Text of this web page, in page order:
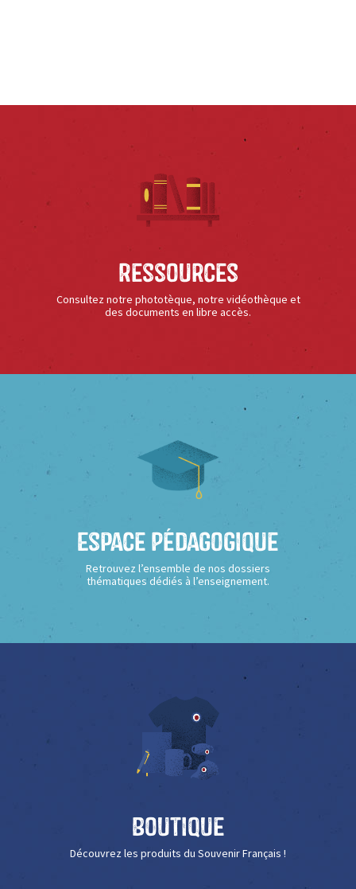
Ressources
Consultez notre phototèque, notre vidéothèque et
des documents en libre accès.
Espace Pédagogique
Retrouvez l’ensemble de nos dossiers
thématiques dédiés à l’enseignement.
Boutique
Découvrez les produits du Souvenir Français !